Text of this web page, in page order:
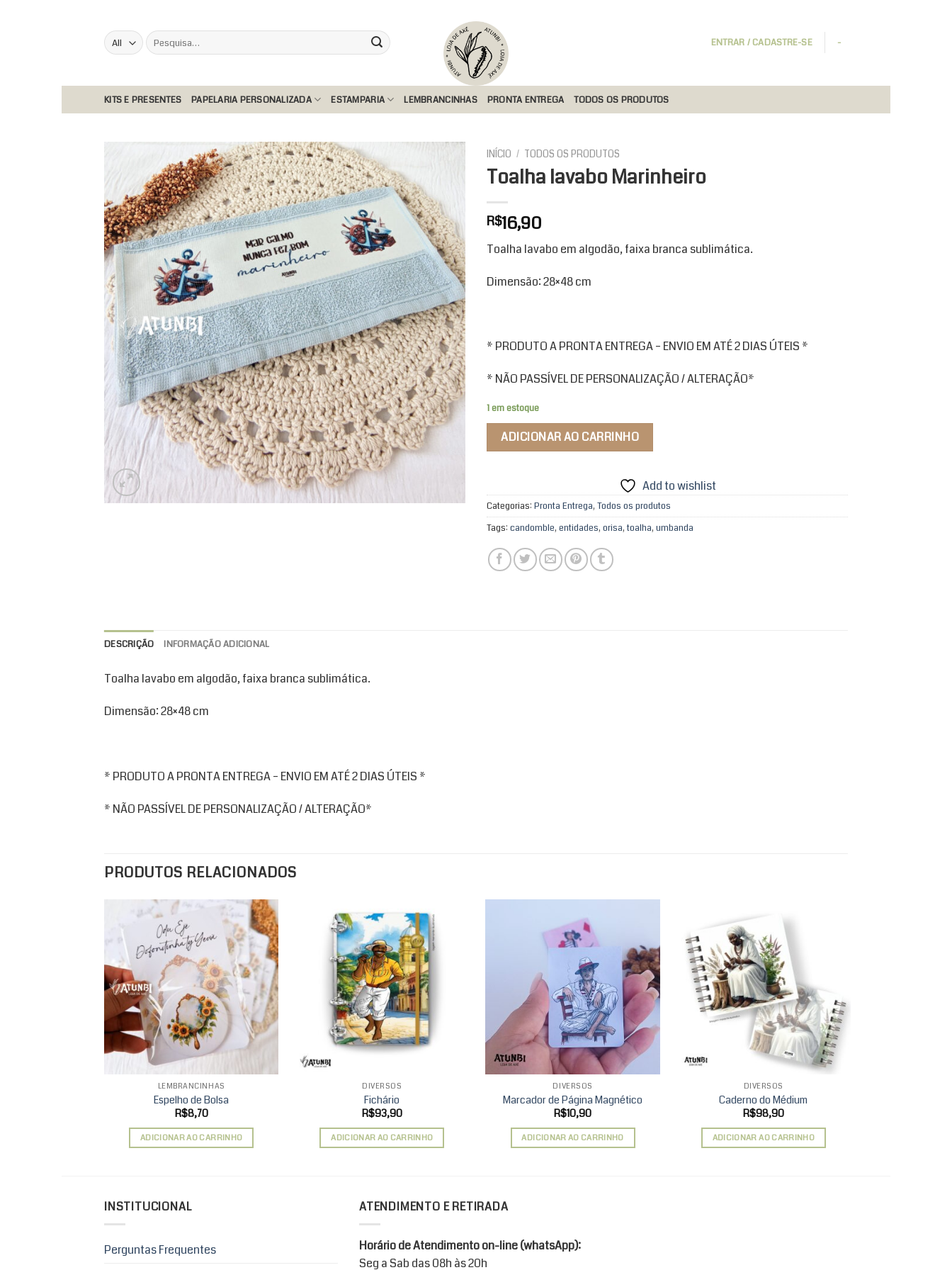
Pesquisar
por:
ENTRAR / CADASTRE-SE -
KITS E PRESENTES PAPELARIA PERSONALIZADA ESTAMPARIA LEMBRANCINHAS PRONTA ENTREGA TODOS OS PRODUTOS
Add to
wishlist
INÍCIO / TODOS OS PRODUTOS
Toalha lavabo Marinheiro
R$16,90
Toalha lavabo em algodão, faixa branca sublimática.
Dimensão: 28×48 cm
* PRODUTO A PRONTA ENTREGA – ENVIO EM ATÉ 2 DIAS ÚTEIS *
* NÃO PASSÍVEL DE PERSONALIZAÇÃO / ALTERAÇÃO*
1 em estoque
ADICIONAR AO CARRINHO
Add to wishlist
Categorias: Pronta Entrega, Todos os produtos
Tags: candomble, entidades, orisa,toalha, umbanda
DESCRIÇÃO INFORMAÇÃO ADICIONAL
Toalha lavabo em algodão, faixa branca sublimática.
Dimensão: 28×48 cm
* PRODUTO A PRONTA ENTREGA – ENVIO EM ATÉ 2 DIAS ÚTEIS *
* NÃO PASSÍVEL DE PERSONALIZAÇÃO / ALTERAÇÃO*
PRODUTOS RELACIONADOS
Add to
wishlist
LEMBRANCINHAS
Espelho de Bolsa
R$8,70
ADICIONAR AO CARRINHO
DIVERSOS
Fichário
R$93,90
ADICIONAR AO CARRINHO
Add to
wishlist
DIVERSOS
Marcador de Página Magnético
R$10,90
ADICIONAR AO CARRINHO
DIVERSOS
Caderno do Médium
R$98,90
ADICIONAR AO CARRINHO
INSTITUCIONAL
Perguntas Frequentes
ATENDIMENTO E RETIRADA
Horário de Atendimento on-line (whatsApp):
Seg a Sab das 08h às 20h